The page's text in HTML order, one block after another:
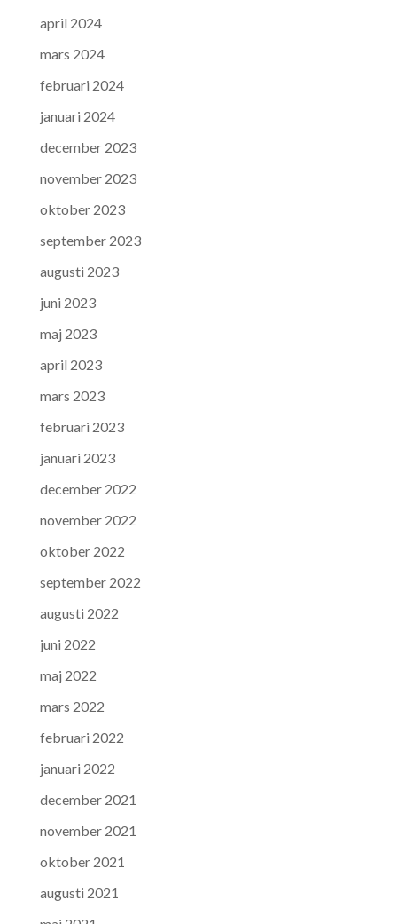
april 2024
mars 2024
februari 2024
januari 2024
december 2023
november 2023
oktober 2023
september 2023
augusti 2023
juni 2023
maj 2023
april 2023
mars 2023
februari 2023
januari 2023
december 2022
november 2022
oktober 2022
september 2022
augusti 2022
juni 2022
maj 2022
mars 2022
februari 2022
januari 2022
december 2021
november 2021
oktober 2021
augusti 2021